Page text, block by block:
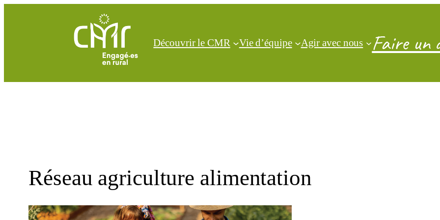
Découvrir le CMR Vie d’équipe Agir avec nous Faire un
Réseau agriculture alimentation